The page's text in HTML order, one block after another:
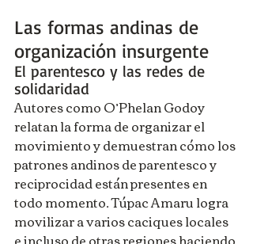
Las formas andinas de
organización insurgente
El parentesco y las redes de
solidaridad
Autores como O’Phelan Godoy
relatan la forma de organizar el
movimiento y demuestran cómo los
patrones andinos de parentesco y
reciprocidad están presentes en
todo momento. Túpac Amaru logra
movilizar a varios caciques locales